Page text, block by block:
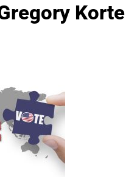
Korte